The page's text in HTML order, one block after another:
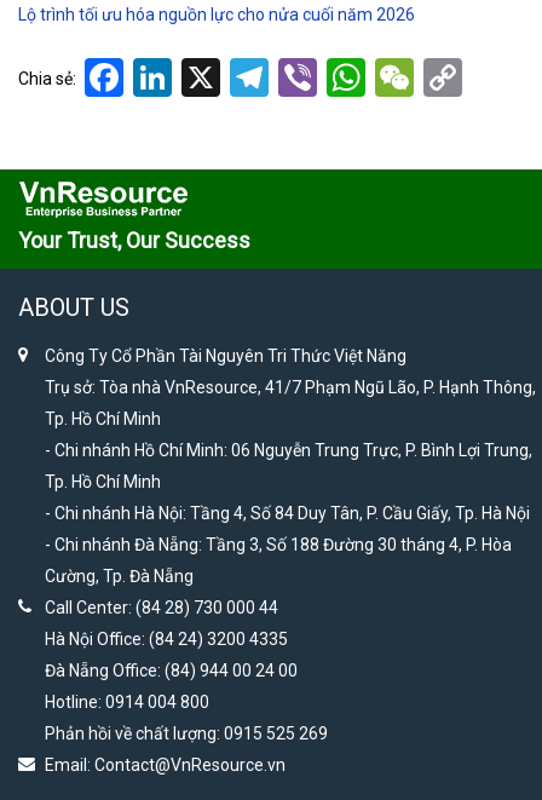
Lộ trình tối ưu hóa nguồn lực cho nửa cuối năm 2026
Chia sẻ: Facebook
LinkedIn
X Telegram
ViberWhatsApp
Your Trust, Our Success
ABOUT US
Công Ty Cổ Phần Tài Nguyên Tri Thức Việt Năng
Trụ sở: Tòa nhà VnResource, 41/7 Phạm Ngũ Lão, P. Hạnh Thông,
Tp. Hồ Chí Minh
- Chi nhánh Hồ Chí Minh: 06 Nguyễn Trung Trực, P. Bình Lợi Trung,
Tp. Hồ Chí Minh
- Chi nhánh Hà Nội: Tầng 4, Số 84 Duy Tân, P. Cầu Giấy, Tp. Hà Nội
- Chi nhánh Đà Nẵng: Tầng 3, Số 188 Đường 30 tháng 4, P. Hòa
Cường, Tp. Đà Nẵng
Call Center: (84 28) 730 000 44
Hà Nội Office: (84 24) 3200 4335
Đà Nẵng Office: (84) 944 00 24 00
Hotline: 0914 004 800
Phản hồi về chất lượng: 0915 525 269
Email: Contact@VnResource.vn